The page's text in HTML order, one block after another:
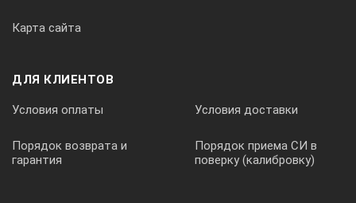
Карта сайта
ДЛЯ КЛИЕНТОВ
Условия оплаты Условия доставки
Порядок возврата и
гарантия
Порядок приема СИ в
поверку (калибровку)